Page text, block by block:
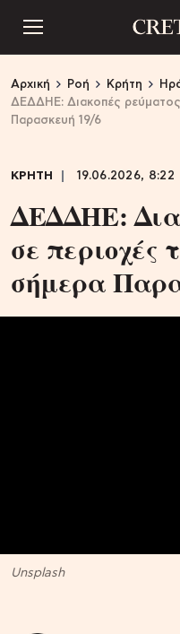
Αρχική Ροή Κρήτη
ΔΕΔΔΗΕ: Διακοπές
Παρασκευή 19/6
ΚΡΗΤΗ 19.06.2026, 8:22
ΔΕΔΔΗΕ:
σε περιοχές
σήμερα
Unsplash